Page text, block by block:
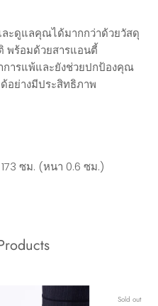
ะดูแลคุณได้มากกว่าด้วยวัสดุ
พร้อมด้วยสารแอนตี้
การแพ้และยังช่วยปกป้องคุณ
อย่างมีประสิทธิภาพ
ซม. (หนา 0.6 ซม.)
Sold out